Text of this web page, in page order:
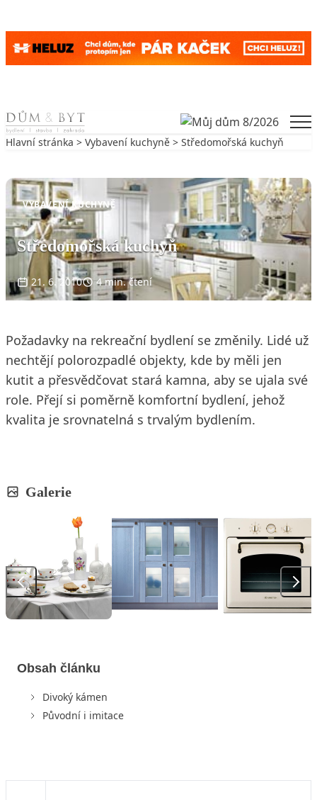
Skip to content
Hlavní stránka > Vybavení kuchyně > Středomořská kuchyň
VYBAVENÍ KUCHYNĚ
Středomořská kuchyň
21. 6. 2010 4 min. čtení
Požadavky na rekreační bydlení se změnily. Lidé už
nechtějí polorozpadlé objekty, kde by měli jen
kutit a přesvědčovat stará kamna, aby se ujala své
role. Přejí si poměrně komfortní bydlení, jehož
kvalita je srovnatelná s trvalým bydlením.
Galerie
Obsah článku
Divoký kámen
Původní i imitace